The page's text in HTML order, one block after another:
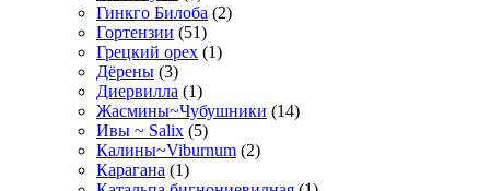
Гинкго Билоба (2)
Гортензии (51)
Грецкий орех (1)
Дёрены (3)
Диервилла (1)
Жасмины~Чубушники (14)
Ивы ~ Salix (5)
Калины~Viburnum (2)
Карагана (1)